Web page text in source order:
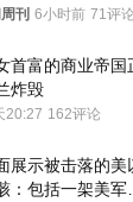
刊 6小时前 71评论
首富的商业帝国
炸毁
20:27 162评论
展示被击落的美
：包括一架美军F-